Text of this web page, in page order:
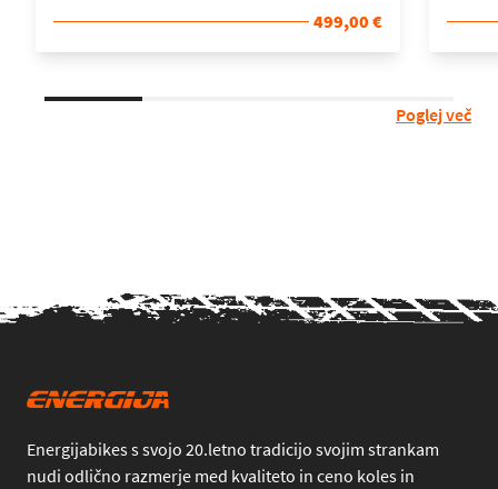
499,00 €
Poglej več
Energijabikes s svojo 20.letno tradicijo svojim strankam
nudi odlično razmerje med kvaliteto in ceno koles in